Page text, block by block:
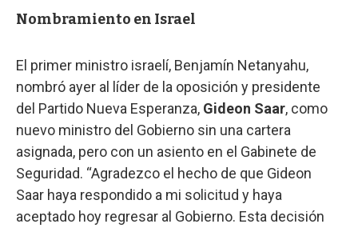
Nombramiento en Israel
El primer ministro israelí, Benjamín Netanyahu,
nombró ayer al líder de la oposición y presidente
del Partido Nueva Esperanza, Gideon Saar, como
nuevo ministro del Gobierno sin una cartera
asignada, pero con un asiento en el Gabinete de
Seguridad. “Agradezco el hecho de que Gideon
Saar haya respondido a mi solicitud y haya
aceptado hoy regresar al Gobierno. Esta decisión